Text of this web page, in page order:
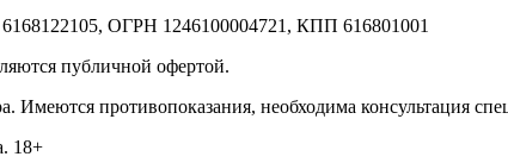
ОГРН 1246100004721, КПП 616801001
публичной офертой.
противопоказания, необходима консультация
18+